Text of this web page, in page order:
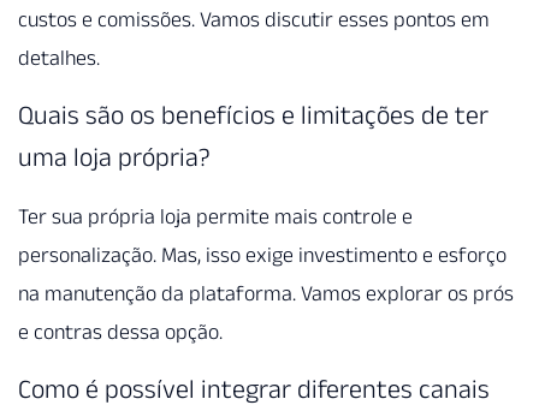
custos e comissões. Vamos discutir esses pontos em
detalhes.
Quais são os benefícios e limitações de ter
uma loja própria?
Ter sua própria loja permite mais controle e
personalização. Mas, isso exige investimento e esforço
na manutenção da plataforma. Vamos explorar os prós
e contras dessa opção.
Como é possível integrar diferentes canais